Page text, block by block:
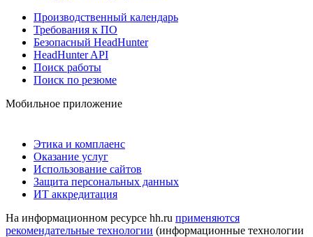
Производственный календарь
Требования к ПО
Безопасный HeadHunter
HeadHunter API
Поиск работы
Поиск по резюме
Мобильное приложение
Этика и комплаенс
Оказание услуг
Использование сайтов
Защита персональных данных
ИТ аккредитация
На информационном ресурсе hh.ru применяются
рекомендательные технологии (информационные технологии